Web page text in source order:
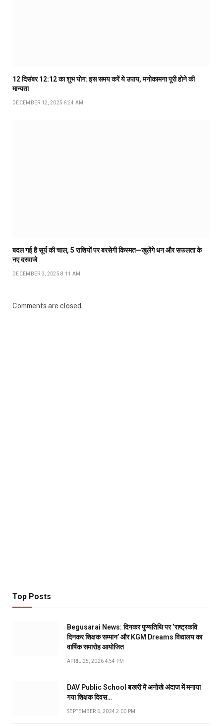
12 दिसंबर 12:12 का शुभ योग: इस समय करें ये उपाय, मनोकामना पूरी होने की
मान्यता
DECEMBER 12, 2025 6:24 AM
बदल गई है सूर्य की चाल, 5 राशियों पर बरसेगी किस्मत—खुलेंगे धन और सफलता के
नए दरवाजे
DECEMBER 3, 2025 8:11 AM
Comments are closed.
Top Posts
Begusarai News: दिनकर पुण्यतिथि पर ‘राष्ट्रकवि
दिनकर शिक्षक सम्मान’ और KGM Dreams विद्यालय का
वार्षिक समारोह आयोजित
APRIL 25, 2026 4:54 PM
DAV Public School बखरी में अनोखे अंदाज में मनाया
गया शिक्षक दिवस…
SEPTEMBER 6, 2024 2:00 PM